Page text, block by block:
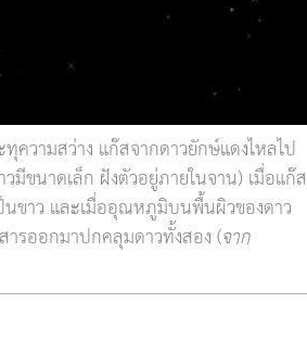
วามสว่าง แก๊สจากดาวยักษ์แดงไหลไป
มีขนาดเล็ก ฝังตัวอยู่ภายในจาน) เมื่อแก๊ส
นขาว และเมื่ออุณหภูมิบนพื้นผิวของดาว
ารออกมาปกคลุมดาวทั้งสอง (จาก